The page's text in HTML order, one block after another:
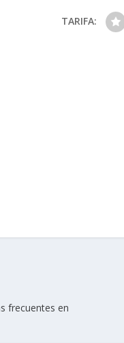
TARIFA:
frecuentes en